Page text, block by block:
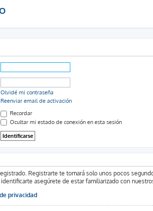
Olvidé mi contraseña
Reenviar email de activación
Recordar
Ocultar mi estado de conexión en esta sesión
Registrarte te tomará solo unos pocos
asegúrete de estar familiarizado con
privacidad